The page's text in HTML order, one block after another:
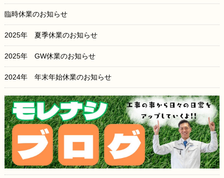
臨時休業のお知らせ
2025年 夏季休業のお知らせ
2025年 GW休業のお知らせ
2024年 年末年始休業のお知らせ